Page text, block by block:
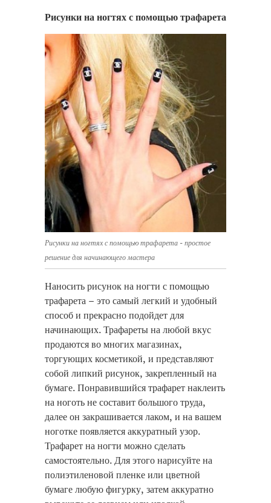
Рисунки на ногтях с помощью трафарета
Рисунки на ногтях с помощью трафарета - простое
решение для начинающего мастера
Наносить рисунок на ногти с помощью
трафарета – это самый легкий и удобный
способ и прекрасно подойдет для
начинающих. Трафареты на любой вкус
продаются во многих магазинах,
торгующих косметикой, и представляют
собой липкий рисунок, закрепленный на
бумаге. Понравившийся трафарет наклеить
на ноготь не составит большого труда,
далее он закрашивается лаком, и на вашем
ноготке появляется аккуратный узор.
Трафарет на ногти можно сделать
самостоятельно. Для этого нарисуйте на
полиэтиленовой пленке или цветной
бумаге любую фигурку, затем аккуратно